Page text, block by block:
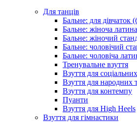
Для танців
Бальне: для дівчаток
Бальне: жіноча латина
Бальне: жіночий
Бальне: чоловічий
Бальне: чоловіча
Тренувальне взуття
Взуття для
Взуття для народних
Взуття для контемпу
Пуанти
Взуття для High Heels
Взуття для гімнастики